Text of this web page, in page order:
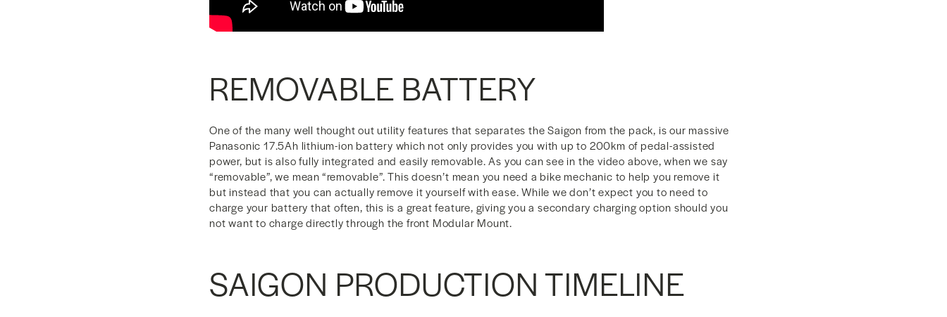
REMOVABLE BATTERY
One of the many well thought out utility features that separates the Saigon from the pack, is our massive
Panasonic 17.5Ah lithium-ion battery which not only provides you with up to 200km of pedal-assisted
power, but is also fully integrated and easily removable. As you can see in the video above, when we say
“removable”, we mean “removable”. This doesn’t mean you need a bike mechanic to help you remove it
but instead that you can actually remove it yourself with ease. While we don’t expect you to need to
charge your battery that often, this is a great feature, giving you a secondary charging option should you
not want to charge directly through the front Modular Mount.
SAIGON PRODUCTION TIMELINE